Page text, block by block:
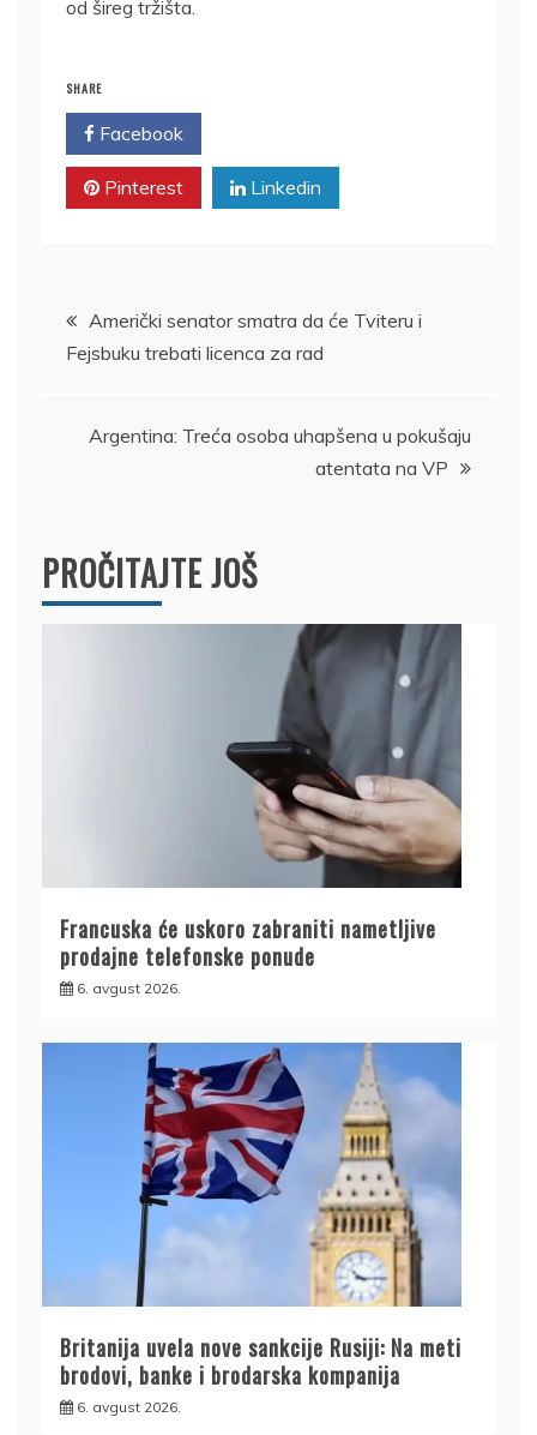
od šireg tržišta.
SHARE
Facebook
Pinterest Linkedin
Kretanje
članka
Američki senator smatra da će Tviteru i
Fejsbuku trebati licenca za rad
Argentina: Treća osoba uhapšena u pokušaju
atentata na VP
PROČITAJTE JOŠ
Francuska će uskoro zabraniti nametljive
prodajne telefonske ponude
6. avgust 2026.
Britanija uvela nove sankcije Rusiji: Na meti
brodovi, banke i brodarska kompanija
6. avgust 2026.